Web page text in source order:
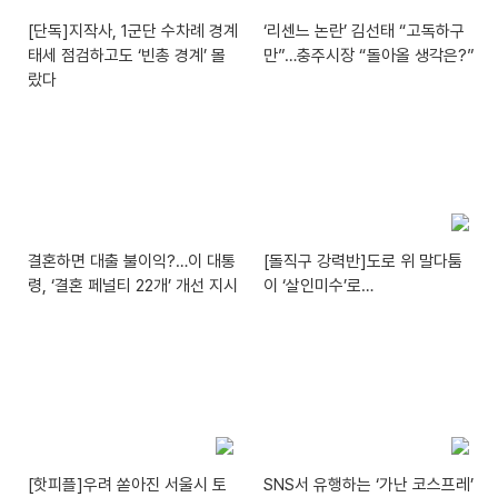
[단독]지작사, 1군단 수차례 경계
태세 점검하고도 ‘빈총 경계’ 몰
랐다
‘리센느 논란’ 김선태 “고독하구
만”…충주시장 “돌아올 생각은?”
결혼하면 대출 불이익?…이 대통
령, ‘결혼 페널티 22개’ 개선 지시
[돌직구 강력반]도로 위 말다툼
이 ‘살인미수’로…
[핫피플]우려 쏟아진 서울시 토
SNS서 유행하는 ‘가난 코스프레’